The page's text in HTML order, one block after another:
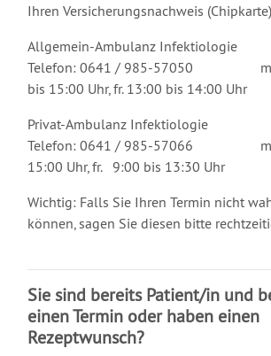
Ihren Versicherungsnachweis
Allgemein-Ambulanz Infektiologie
Telefon: 0641 / 985-57050 mo.
bis 15:00 Uhr, fr. 13:00 bis 14:00 Uhr
Privat-Ambulanz Infektiologie
Telefon: 0641 / 985-57066 mo.
15:00 Uhr, fr. 9:00 bis 13:30 Uhr
Wichtig: Falls Sie Ihren Termin nicht
können, sagen Sie diesen bitte
Sie sind bereits Patient/in und
einen Termin oder haben einen
Rezeptwunsch?